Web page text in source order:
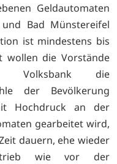
Geldautomaten
Bad Münstereifel
ist mindestens bis
wollen die Vorstände
Volksbank die
der Bevölkerung
Hochdruck an der
gearbeitet wird,
dauern, ehe wieder
wie vor der